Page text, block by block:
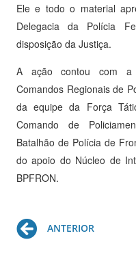
Ele e todo o material
Delegacia da Polícia
disposição da Justiça.
A ação contou com a
Comandos Regionais de
da equipe da Força
Comando de
Batalhão de Polícia de
do apoio do Núcleo de
BPFRON.
Prev
ANTERIOR